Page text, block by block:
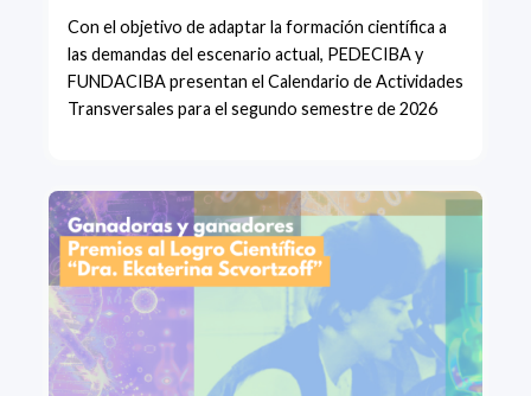
Con el objetivo de adaptar la formación científica a
las demandas del escenario actual, PEDECIBA y
FUNDACIBA presentan el Calendario de Actividades
Transversales para el segundo semestre de 2026